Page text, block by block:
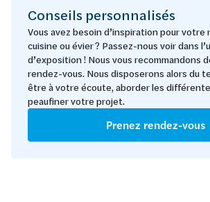
Conseils personnalisés
Vous avez besoin d’inspiration pour votre
cuisine ou évier ? Passez-nous voir dans
d’exposition ! Nous vous recommandons
rendez-vous. Nous disposerons alors du
être à votre écoute, aborder les
peaufiner votre projet.
Prenez rendez-vous